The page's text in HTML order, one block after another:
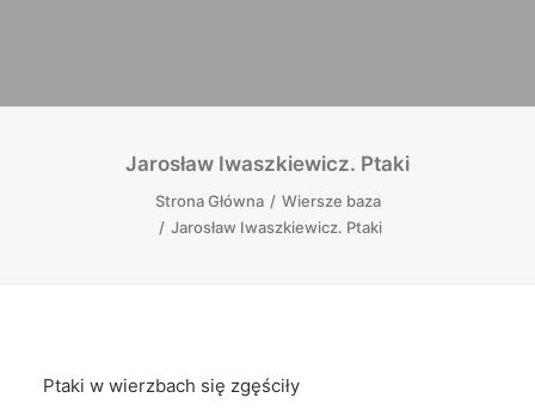
Jarosław Iwaszkiewicz. Ptaki
Strona Główna
Wiersze baza
Jarosław Iwaszkiewicz. Ptaki
Ptaki w wierzbach się zgęściły